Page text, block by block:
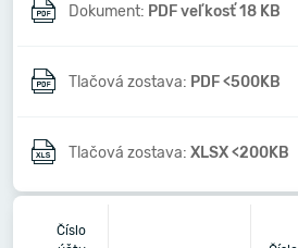
Dokument: PDF veľkosť 18 KB
Tlačová zostava: PDF <500KB
Tlačová zostava: XLSX <200KB
Číslo